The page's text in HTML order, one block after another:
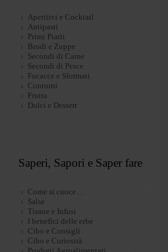
Aperitivi e Cocktail
Antipasti
Primi Piatti
Brodi e Zuppe
Secondi di Carne
Secondi di Pesce
Focacce e Sformati
Contorni
Frutta
Dolci e Dessert
Saperi, Sapori e Saper fare
Come si cuoce…
Salse
Tisane e Infusi
I benefici delle erbe
Cibo e Consigli
Cibo e Curiosità